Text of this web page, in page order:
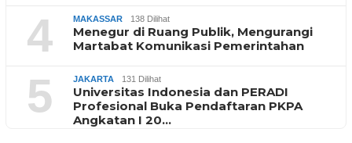
4 MAKASSAR 138 Dilihat
Menegur di Ruang Publik, Mengurangi
Martabat Komunikasi Pemerintahan
5 JAKARTA 131 Dilihat
Universitas Indonesia dan PERADI
Profesional Buka Pendaftaran PKPA
Angkatan I 20…